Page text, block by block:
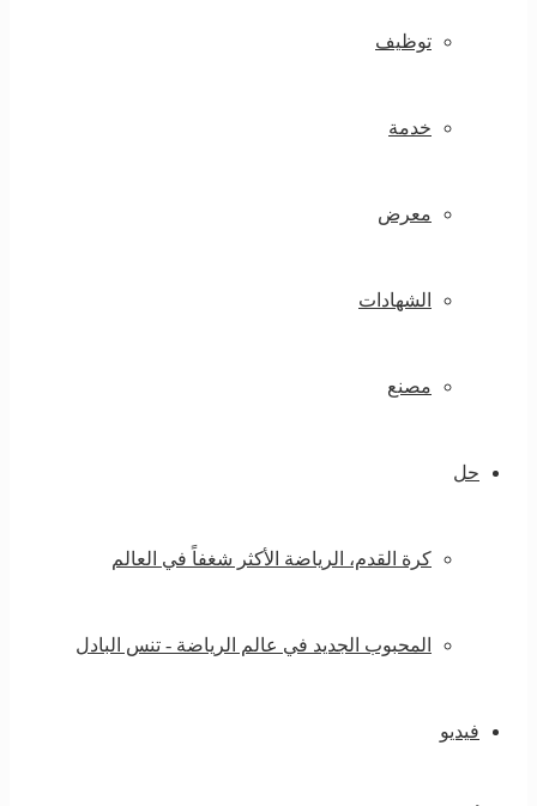
توظيف
خدمة
معرض
الشهادات
مصنع
حل
كرة القدم، الرياضة الأكثر شغفاً في العالم
المحبوب الجديد في عالم الرياضة - تنس البادل
فيديو